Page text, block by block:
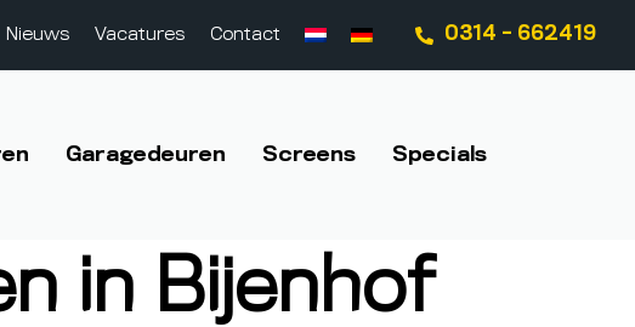
Nieuws Vacatures Contact 0314 - 662419
Garagedeuren Screens Specials
in Bijenhof